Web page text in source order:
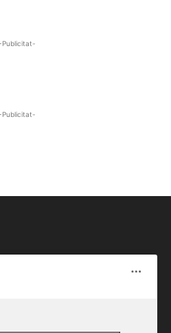
Publicitat-
Publicitat-